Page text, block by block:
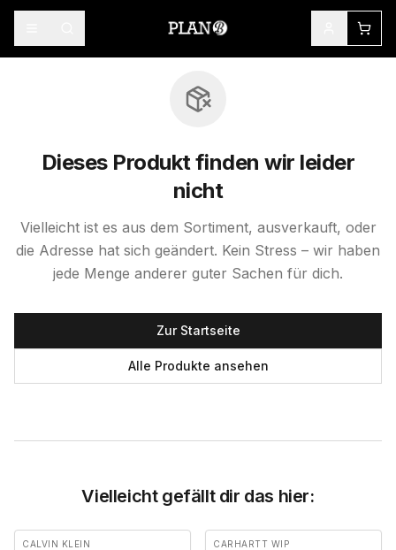
Dieses Produkt finden wir leider
nicht
Vielleicht ist es aus dem Sortiment, ausverkauft, oder
die Adresse hat sich geändert. Kein Stress – wir haben
jede Menge anderer guter Sachen für dich.
Zur Startseite
Alle Produkte ansehen
Vielleicht gefällt dir das hier:
CALVIN KLEIN CARHARTT WIP